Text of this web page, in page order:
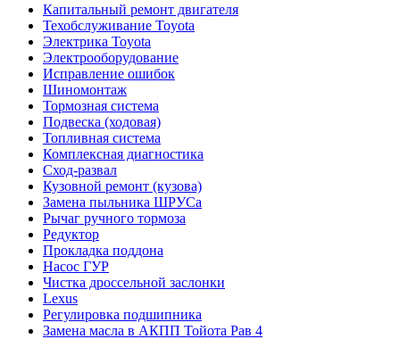
Капитальный ремонт двигателя
Техобслуживание Toyota
Электрика Toyota
Электрооборудование
Исправление ошибок
Шиномонтаж
Тормозная система
Подвеска (ходовая)
Топливная система
Комплексная диагностика
Сход-развал
Кузовной ремонт (кузова)
Замена пыльника ШРУСа
Рычаг ручного тормоза
Редуктор
Прокладка поддона
Насос ГУР
Чистка дроссельной заслонки
Lexus
Регулировка подшипника
Замена масла в АКПП Тойота Рав 4